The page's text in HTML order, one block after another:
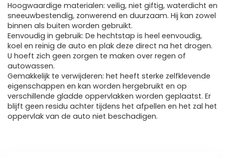
Hoogwaardige materialen: veilig, niet giftig, waterdicht en
sneeuwbestendig, zonwerend en duurzaam. Hij kan zowel
binnen als buiten worden gebruikt.
Eenvoudig in gebruik: De hechtstap is heel eenvoudig,
koel en reinig de auto en plak deze direct na het drogen.
U hoeft zich geen zorgen te maken over regen of
autowassen.
Gemakkelijk te verwijderen: het heeft sterke zelfklevende
eigenschappen en kan worden hergebruikt en op
verschillende gladde oppervlakken worden geplaatst. Er
blijft geen residu achter tijdens het afpellen en het zal het
oppervlak van de auto niet beschadigen.